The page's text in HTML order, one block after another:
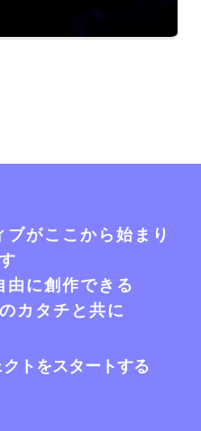
がここから始まり
由に創作できる
カタチと共に
トをスタートする